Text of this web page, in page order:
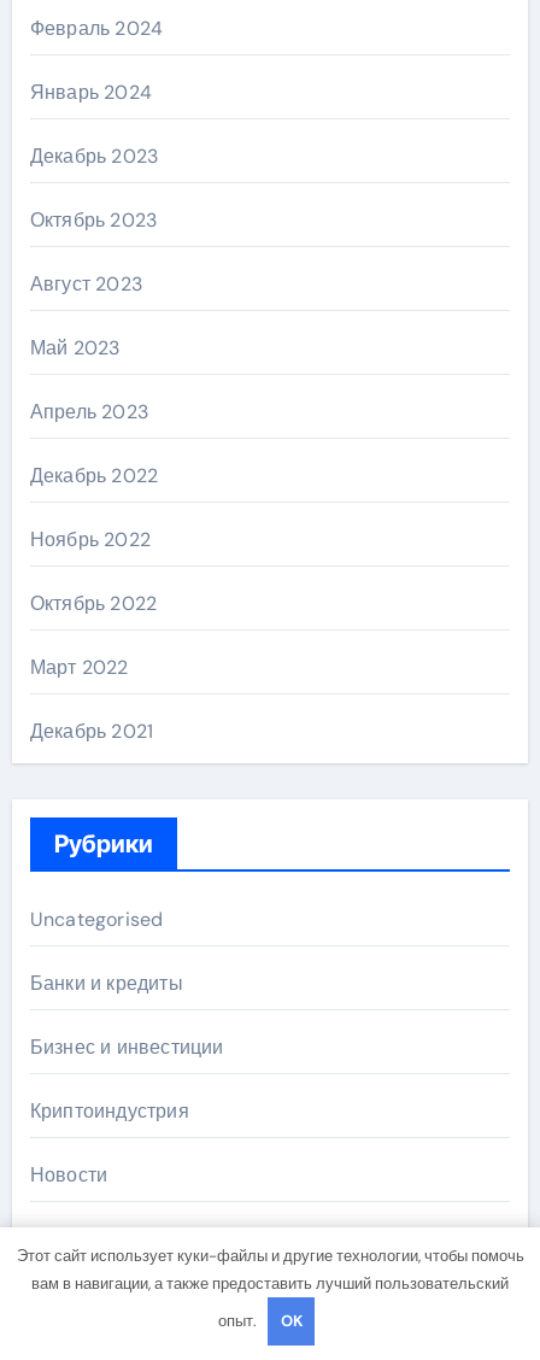
Февраль 2024
Январь 2024
Декабрь 2023
Октябрь 2023
Август 2023
Май 2023
Апрель 2023
Декабрь 2022
Ноябрь 2022
Октябрь 2022
Март 2022
Декабрь 2021
Рубрики
Uncategorised
Банки и кредиты
Бизнес и инвестиции
Криптоиндустрия
Новости
Этот сайт использует куки-файлы и другие технологии, чтобы помочь
вам в навигации, а также предоставить лучший пользовательский
опыт.
OK